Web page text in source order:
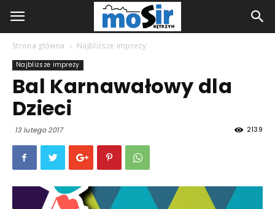
Strona główna Najbliższe imprezy
Najbliższe imprezy
Bal Karnawałowy dla
Dzieci
13 lutego 2017 2139